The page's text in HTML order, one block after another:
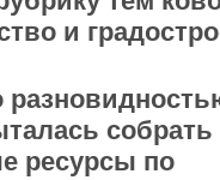
и
ресурсы по